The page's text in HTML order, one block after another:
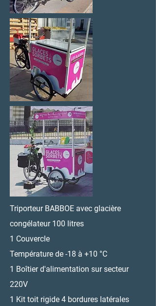
Triporteur BABBOE avec glacière
congélateur 100 litres
1 Couvercle
Température de -18 à +10 °C
1 Boîtier d'alimentation sur secteur
220V
1 Kit toit rigide 4 bordures latérales